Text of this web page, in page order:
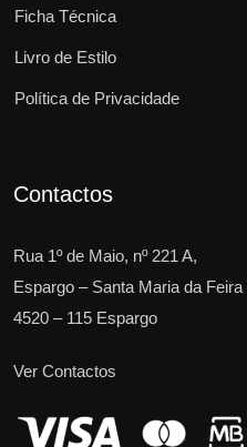
Ficha Técnica
Livro de Estilo
Política de Privacidade
Contactos
Rua 1º de Maio, nº 221 A,
Espargo – Santa Maria da Feira
4520 – 115 Espargo
Ver Contactos